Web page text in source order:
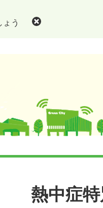
う
熱中症